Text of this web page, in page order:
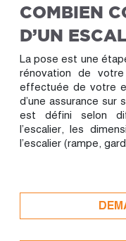
COMBIEN
D’UN
La pose est une
rénovation de
effectuée de votre
d’une assurance
est défini selon
l’escalier, les
l’escalier (rampe,